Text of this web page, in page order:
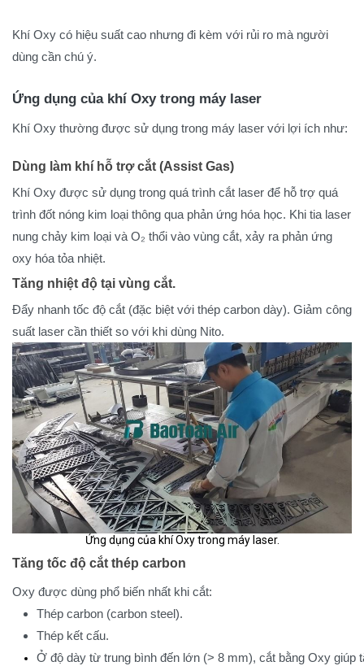
Khí Oxy có hiệu suất cao nhưng đi kèm với rủi ro mà người
dùng cần chú ý.
Ứng dụng của khí Oxy trong máy laser
Khí Oxy thường được sử dụng trong máy laser với lợi ích như:
Dùng làm khí hỗ trợ cắt (Assist Gas)
Khí Oxy được sử dụng trong quá trình cắt laser để hỗ trợ quá
trình đốt nóng kim loại thông qua phản ứng hóa học. Khi tia laser
nung chảy kim loại và O₂ thổi vào vùng cắt, xảy ra phản ứng
oxy hóa tỏa nhiệt.
Tăng nhiệt độ tại vùng cắt.
Đẩy nhanh tốc độ cắt (đặc biệt với thép carbon dày). Giảm công
suất laser cần thiết so với khi dùng Nito.
Ứng dụng của khí Oxy trong máy laser.
Tăng tốc độ cắt thép carbon
Oxy được dùng phổ biến nhất khi cắt:
Thép carbon (carbon steel).
Thép kết cấu.
Ở độ dày từ trung bình đến lớn (> 8 mm), cắt bằng Oxy giúp